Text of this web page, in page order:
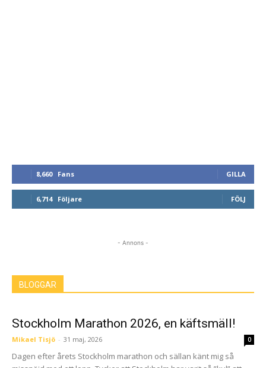
8,660 Fans GILLA
6,714 Följare FÖLJ
- Annons -
BLOGGAR
Stockholm Marathon 2026, en käftsmäll!
Mikael Tisjö - 31 maj, 2026 0
Dagen efter årets Stockholm marathon och sällan känt mig så